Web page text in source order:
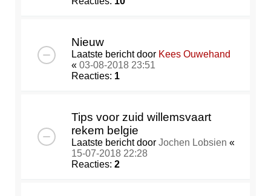
Nieuw
Laatste bericht door Kees Ouwehand
« 03-08-2018 23:51
Reacties: 1
Tips voor zuid willemsvaart
rekem belgie
Laatste bericht door Jochen Lobsien «
15-07-2018 22:28
Reacties: 2